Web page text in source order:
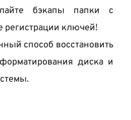
бэкапы папки с
регистрации ключей!
способ восстановить
диска и